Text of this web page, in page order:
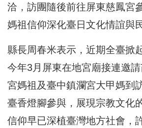
洽，訪團隨後前往屏東慈鳳宮
媽祖信仰深化臺日文化情誼與
縣長周春米表示，近期全臺掀
今年3月屏東在地宮廟接連邀
宮媽祖及臺中鎮瀾宮大甲媽到
臺香燈腳參與，展現宗教文化
信仰早已深植臺灣地方社會，